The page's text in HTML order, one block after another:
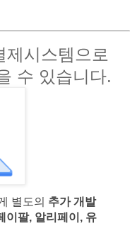
시스템으로
수 있습니다.
별도의 추가 개발
이팔, 알리페이, 유